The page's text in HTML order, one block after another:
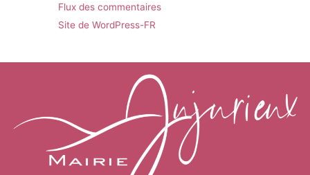
Flux des commentaires
Site de WordPress-FR